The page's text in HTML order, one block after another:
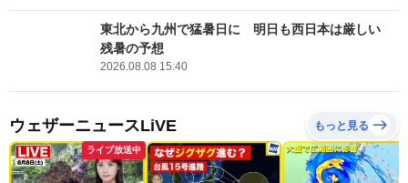
東北から九州で猛暑日に 明日も西日本は厳しい
残暑の予想
2026.08.08 15:40
ウェザーニュースLiVE もっと見る
ライブ放送中